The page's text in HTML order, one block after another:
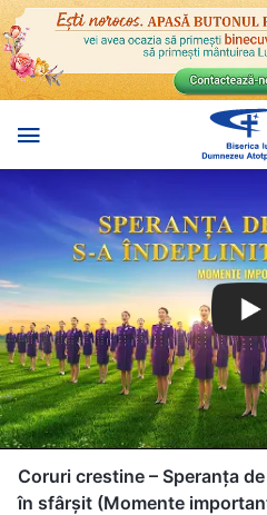
Coruri crestine – Speranța
în sfârșit (Momente